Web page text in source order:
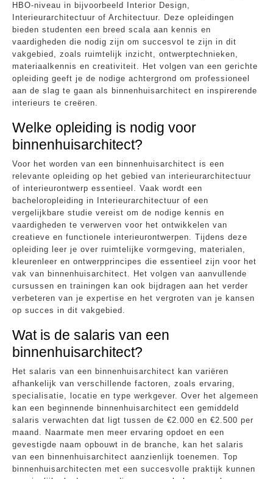
HBO-niveau in bijvoorbeeld Interior Design,
Interieurarchitectuur of Architectuur. Deze opleidingen
bieden studenten een breed scala aan kennis en
vaardigheden die nodig zijn om succesvol te zijn in dit
vakgebied, zoals ruimtelijk inzicht, ontwerptechnieken,
materiaalkennis en creativiteit. Het volgen van een gerichte
opleiding geeft je de nodige achtergrond om professioneel
aan de slag te gaan als binnenhuisarchitect en inspirerende
interieurs te creëren.
Welke opleiding is nodig voor
binnenhuisarchitect?
Voor het worden van een binnenhuisarchitect is een
relevante opleiding op het gebied van interieurarchitectuur
of interieurontwerp essentieel. Vaak wordt een
bacheloropleiding in Interieurarchitectuur of een
vergelijkbare studie vereist om de nodige kennis en
vaardigheden te verwerven voor het ontwikkelen van
creatieve en functionele interieurontwerpen. Tijdens deze
opleiding leer je over ruimtelijke vormgeving, materialen,
kleurenleer en ontwerpprincipes die essentieel zijn voor het
vak van binnenhuisarchitect. Het volgen van aanvullende
cursussen en trainingen kan ook bijdragen aan het verder
verbeteren van je expertise en het vergroten van je kansen
op succes in dit vakgebied.
Wat is de salaris van een
binnenhuisarchitect?
Het salaris van een binnenhuisarchitect kan variëren
afhankelijk van verschillende factoren, zoals ervaring,
specialisatie, locatie en type werkgever. Over het algemeen
kan een beginnende binnenhuisarchitect een gemiddeld
salaris verwachten dat ligt tussen de €2.000 en €2.500 per
maand. Naarmate men meer ervaring opdoet en een
gevestigde naam opbouwt in de branche, kan het salaris
van een binnenhuisarchitect aanzienlijk toenemen. Top
binnenhuisarchitecten met een succesvolle praktijk kunnen